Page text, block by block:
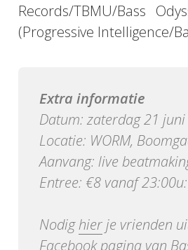
Records/TBMU/Bass
(Progressive Intelligence/
Extra informatie
Datum: zaterdag 21 juni
Locatie: WORM,
Aanvang: live
Entree: €8 vanaf
Nodighierje vrienden
Facebook pagina van